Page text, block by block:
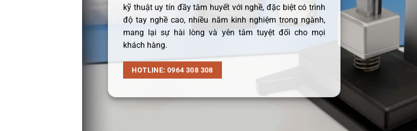
kỹ thuật uy tín đầy tâm huyết với nghề, đặc biệt có trình
độ tay nghề cao, nhiều năm kinh nghiệm trong ngành,
mang lại sự hài lòng và yên tâm tuyệt đối cho mọi
khách hàng.
HOTLINE: 0964 308 308